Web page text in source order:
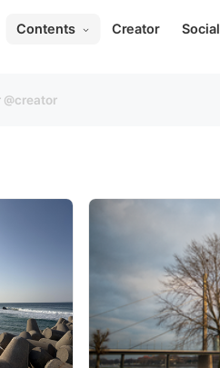
Contents Creator Social
Price : All